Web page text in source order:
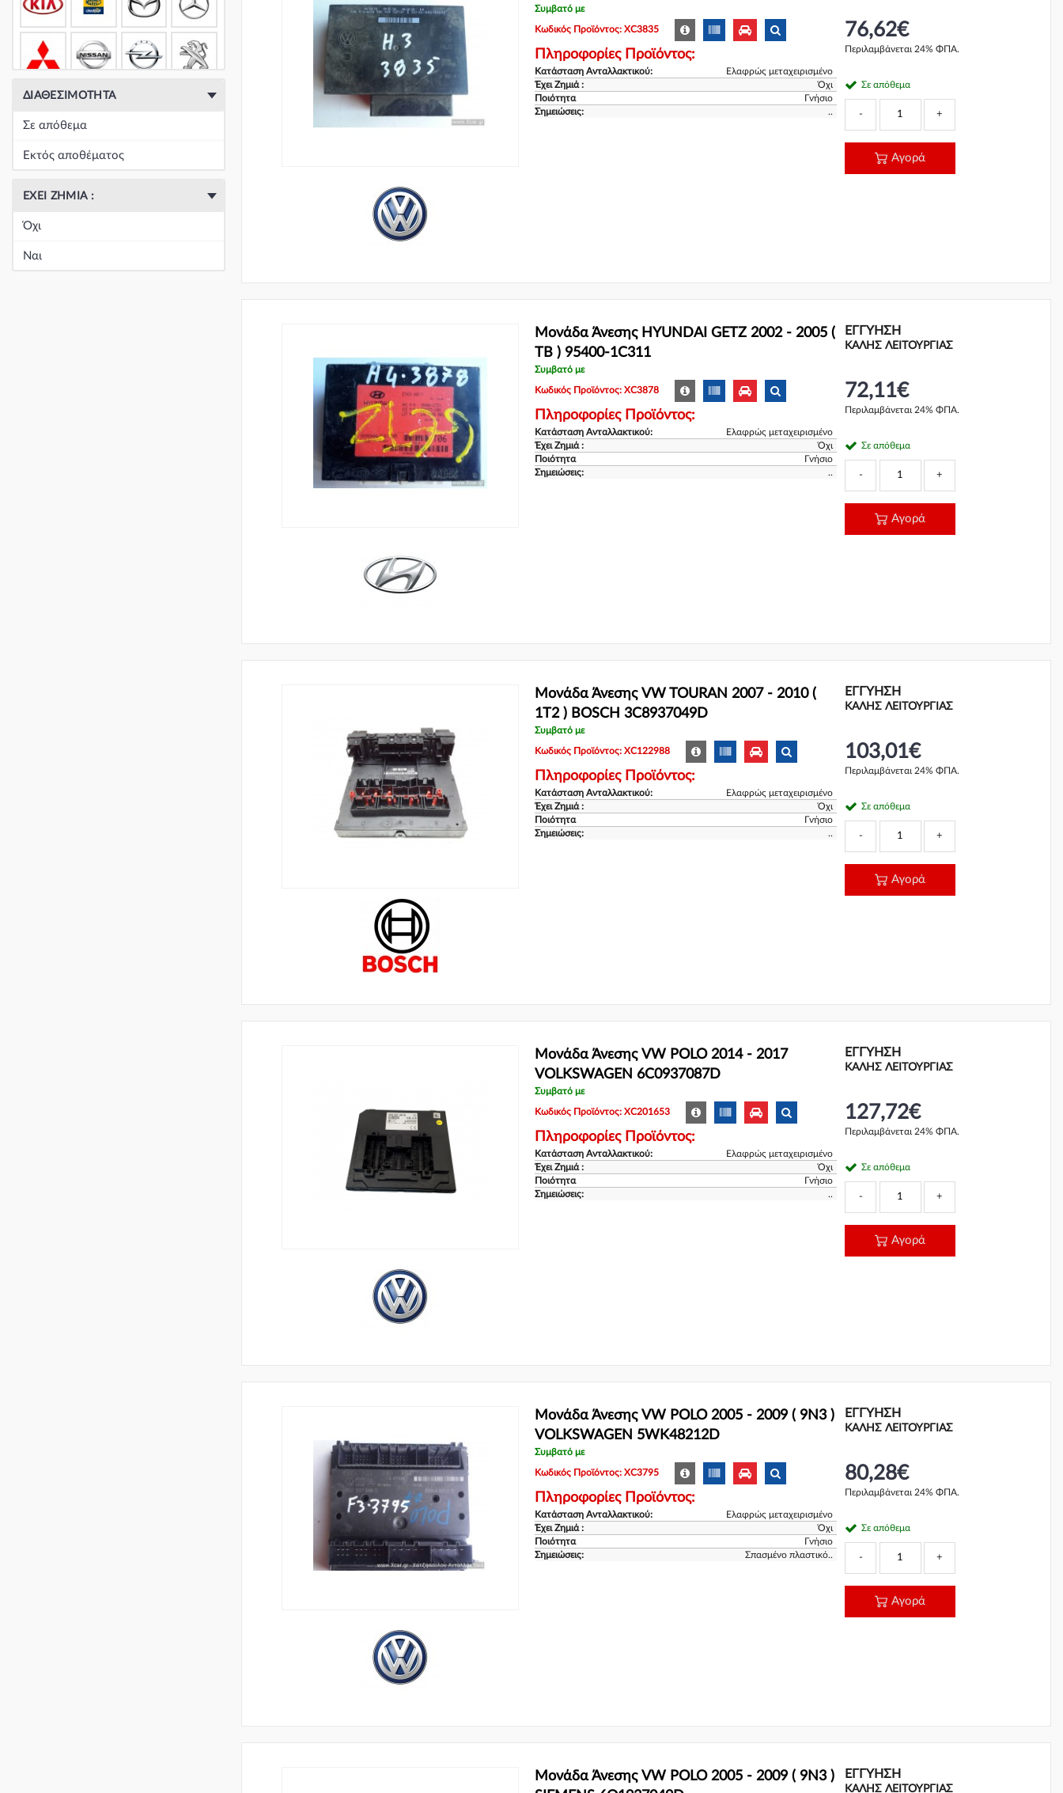
ΔΙΑΘΕΣΙΜΌΤΗΤΑ
Σε απόθεμα
Εκτός αποθέματος
ΈΧΕΙ ΖΗΜΙΆ :
Όχι
Ναι
Συμβατό με
Κωδικός Προϊόντος: XC3835
Πληροφορίες Προϊόντος:
Κατάσταση Ανταλλακτικού:
Ελαφρώς μεταχειρισμένο
Έχει Ζημιά :
Όχι
Ποιότητα
Γνήσιο
Σημειώσεις:
..
76,62€
Περιλαμβάνεται 24% ΦΠΑ.
Σε απόθεμα
- +
Αγορά
Μονάδα Άνεσης HYUNDAI GETZ 2002 - 2005 (
TB ) 95400-1C311
Συμβατό με
Κωδικός Προϊόντος: XC3878
Πληροφορίες Προϊόντος:
Κατάσταση Ανταλλακτικού:
Ελαφρώς μεταχειρισμένο
Έχει Ζημιά :
Όχι
Ποιότητα
Γνήσιο
Σημειώσεις:
..
ΕΓΓΎΗΣΗ
ΚΑΛΗΣ ΛΕΙΤΟΥΡΓΙΑΣ
72,11€
Περιλαμβάνεται 24% ΦΠΑ.
Σε απόθεμα
- +
Αγορά
Μονάδα Άνεσης VW TOURAN 2007 - 2010 (
1T2 ) BOSCH 3C8937049D
Συμβατό με
Κωδικός Προϊόντος: XC122988
Πληροφορίες Προϊόντος:
Κατάσταση Ανταλλακτικού:
Ελαφρώς μεταχειρισμένο
Έχει Ζημιά :
Όχι
Ποιότητα
Γνήσιο
Σημειώσεις:
..
ΕΓΓΎΗΣΗ
ΚΑΛΗΣ ΛΕΙΤΟΥΡΓΙΑΣ
103,01€
Περιλαμβάνεται 24% ΦΠΑ.
Σε απόθεμα
- +
Αγορά
Μονάδα Άνεσης VW POLO 2014 - 2017
VOLKSWAGEN 6C0937087D
Συμβατό με
Κωδικός Προϊόντος: XC201653
Πληροφορίες Προϊόντος:
Κατάσταση Ανταλλακτικού:
Ελαφρώς μεταχειρισμένο
Έχει Ζημιά :
Όχι
Ποιότητα
Γνήσιο
Σημειώσεις:
..
ΕΓΓΎΗΣΗ
ΚΑΛΗΣ ΛΕΙΤΟΥΡΓΙΑΣ
127,72€
Περιλαμβάνεται 24% ΦΠΑ.
Σε απόθεμα
- +
Αγορά
Μονάδα Άνεσης VW POLO 2005 - 2009 ( 9N3 )
VOLKSWAGEN 5WK48212D
Συμβατό με
Κωδικός Προϊόντος: XC3795
Πληροφορίες Προϊόντος:
Κατάσταση Ανταλλακτικού:
Ελαφρώς μεταχειρισμένο
Έχει Ζημιά :
Όχι
Ποιότητα
Γνήσιο
Σημειώσεις:
Σπασμένο πλαστικό..
ΕΓΓΎΗΣΗ
ΚΑΛΗΣ ΛΕΙΤΟΥΡΓΙΑΣ
80,28€
Περιλαμβάνεται 24% ΦΠΑ.
Σε απόθεμα
- +
Αγορά
Μονάδα Άνεσης VW POLO 2005 - 2009 ( 9N3 )
ΕΓΓΎΗΣΗ
ΚΑΛΗΣ ΛΕΙΤΟΥΡΓΙΑΣ